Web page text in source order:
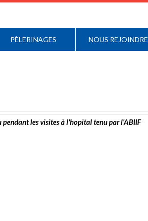
PÈLERINAGES NOUS REJOINDRE
pendant les visites à l'hopital tenu par l'ABIIF